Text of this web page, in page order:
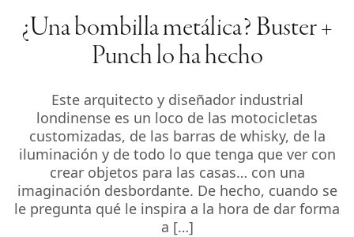
¿Una bombilla metálica? Buster +
Punch lo ha hecho
Este arquitecto y diseñador industrial
londinense es un loco de las motocicletas
customizadas, de las barras de whisky, de la
iluminación y de todo lo que tenga que ver con
crear objetos para las casas… con una
imaginación desbordante. De hecho, cuando se
le pregunta qué le inspira a la hora de dar forma
a […]